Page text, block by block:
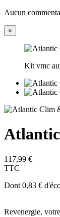
Aucun
×
Kit vmc
117,99 €
TTC
Dont 0,83 €
Revenergie,